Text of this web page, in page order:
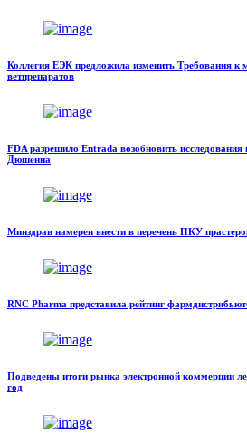
Коллегия ЕЭК предложила изменить Требования к
ветпрепаратов
FDA разрешило Entrada возобновить исследования
Дюшенна
Минздрав намерен внести в перечень ПКУ
RNC Pharma представила рейтинг
Подведены итоги рынка электронной коммерции
год